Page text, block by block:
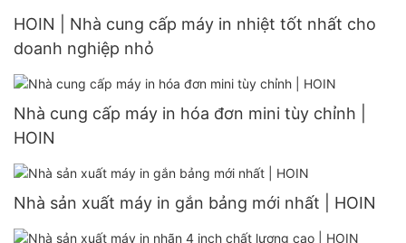
HOIN | Nhà cung cấp máy in nhiệt tốt nhất cho
doanh nghiệp nhỏ
Nhà cung cấp máy in hóa đơn mini tùy chỉnh |
HOIN
Nhà sản xuất máy in gắn bảng mới nhất | HOIN